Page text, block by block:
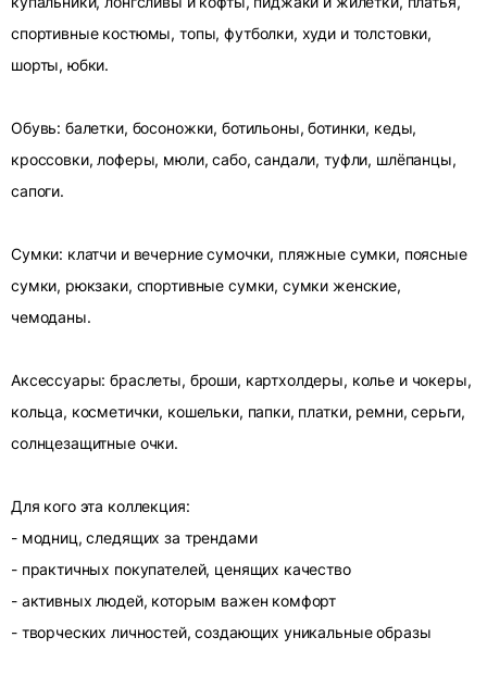
спортивные костюмы, топы, футболки, худи и толстовки,
шорты, юбки.
Обувь: балетки, босоножки, ботильоны, ботинки, кеды,
кроссовки, лоферы, мюли, сабо, сандали, туфли, шлёпанцы,
сапоги.
Сумки: клатчи и вечерние сумочки, пляжные сумки, поясные
сумки, рюкзаки, спортивные сумки, сумки женские,
чемоданы.
Аксессуары: браслеты, броши, картхолдеры, колье и чокеры,
кольца, косметички, кошельки, папки, платки, ремни, серьги,
солнцезащитные очки.
Для кого эта коллекция:
- модниц, следящих за трендами
- практичных покупателей, ценящих качество
- активных людей, которым важен комфорт
- творческих личностей, создающих уникальные образы